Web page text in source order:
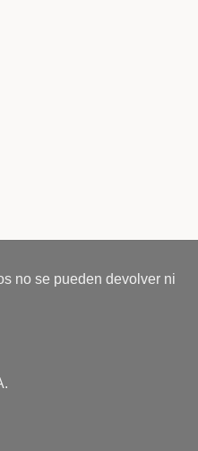
no se pueden devolver ni